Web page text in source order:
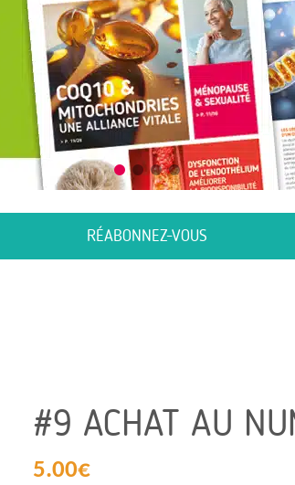
RÉABONNEZ-VOUS
#9 ACHAT AU
5.00€